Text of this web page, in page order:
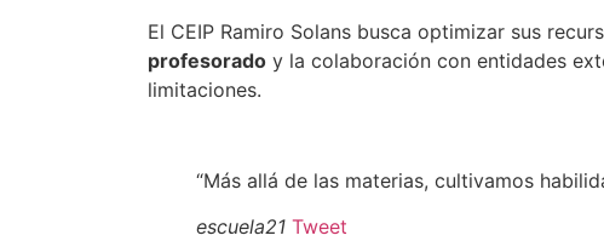
El CEIP Ramiro Solans busca optimizar sus
profesorado y la colaboración con entidades
limitaciones.
“Más allá de las materias, cultivamos
escuela21 Tweet